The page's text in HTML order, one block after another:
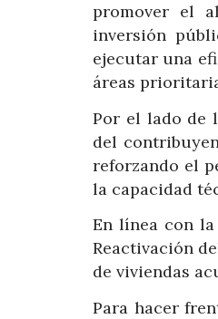
promover el
inversión
ejecutar una
áreas
Por el lado de
del
reforzando el
la capacidad
En línea con
Reactivación
de viviendas
Para hacer